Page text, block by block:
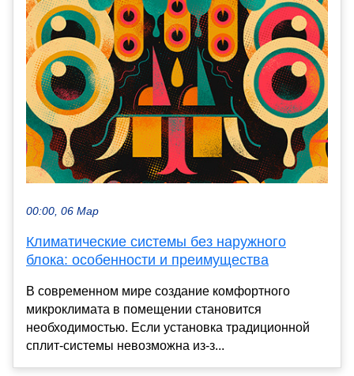
00:00, 06 Мар
Климатические системы без наружного
блока: особенности и преимущества
В современном мире создание комфортного
микроклимата в помещении становится
необходимостью. Если установка традиционной
сплит-системы невозможна из-з...